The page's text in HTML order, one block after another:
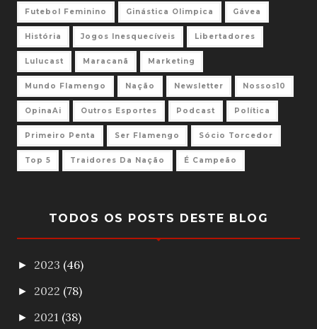
Futebol Feminino Ginástica Olimpica Gávea
História Jogos Inesquecíveis Libertadores
Lulucast Maracanã Marketing
Mundo Flamengo Nação Newsletter Nossos10
OpinaAi Outros Esportes Podcast Política
Primeiro Penta Ser Flamengo Sócio Torcedor
Top 5 Traidores Da Nação É Campeão
TODOS OS POSTS DESTE BLOG
► 2023 (46)
► 2022 (78)
► 2021 (38)